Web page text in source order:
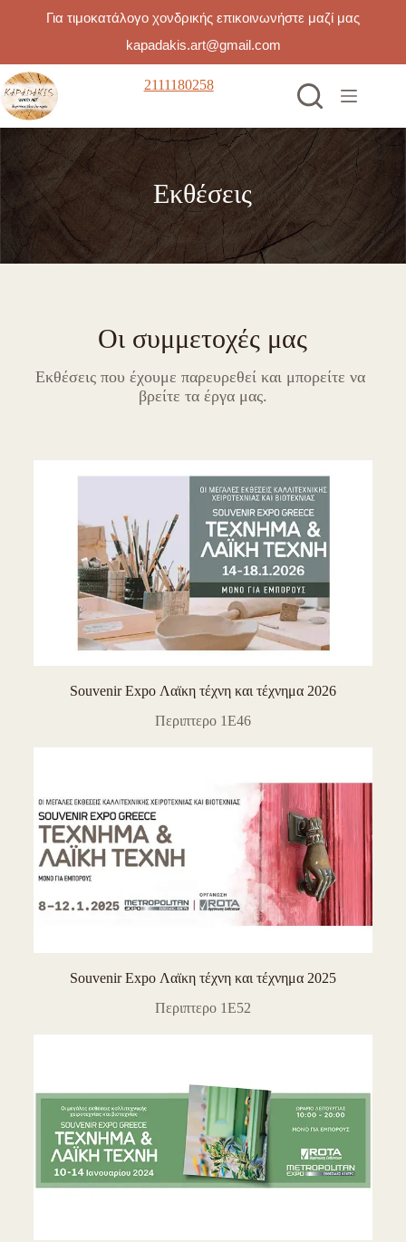
Για τιμοκατάλογο χονδρικής επικοινωνήστε μαζί μας
kapadakis.art@gmail.com
2111180258
Εκθέσεις
Οι συμμετοχές μας
Εκθέσεις που έχουμε παρευρεθεί και μπορείτε να
βρείτε τα έργα μας.
Souvenir Expo Λαϊκη τέχνη και τέχνημα 2026
Περιπτερο 1E46
Souvenir Expo Λαϊκη τέχνη και τέχνημα 2025
Περιπτερο 1E52